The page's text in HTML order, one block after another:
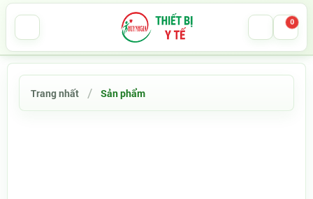
0
Trang nhất Sản phẩm